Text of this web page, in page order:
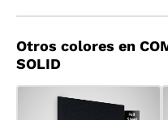
Otros colores en
SOLID